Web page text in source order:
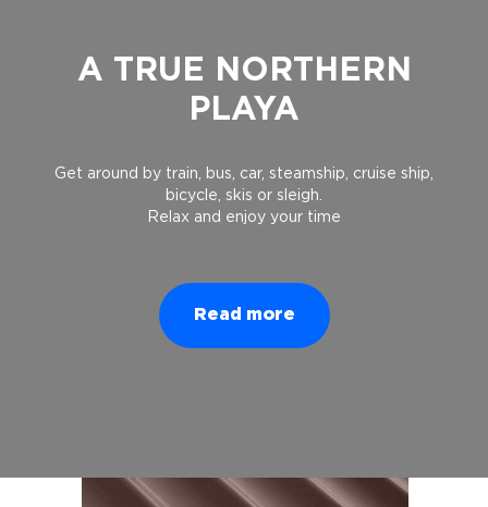
A TRUE NORTHERN
PLAYA
Get around by train, bus, car, steamship, cruise ship,
bicycle, skis or sleigh.
Relax and enjoy your time
Read more